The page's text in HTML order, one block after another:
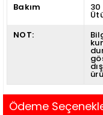
Bakım
NOT:
Ödeme